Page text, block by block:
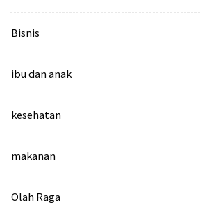
Bisnis
ibu dan anak
kesehatan
makanan
Olah Raga